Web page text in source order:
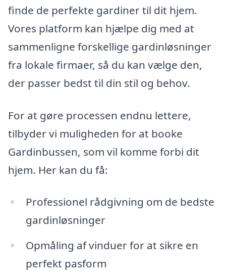
finde de perfekte gardiner til dit hjem.
Vores platform kan hjælpe dig med at
sammenligne forskellige gardinløsninger
fra lokale firmaer, så du kan vælge den,
der passer bedst til din stil og behov.
For at gøre processen endnu lettere,
tilbyder vi muligheden for at booke
Gardinbussen, som vil komme forbi dit
hjem. Her kan du få:
Professionel rådgivning om de bedste
gardinløsninger
Opmåling af vinduer for at sikre en
perfekt pasform